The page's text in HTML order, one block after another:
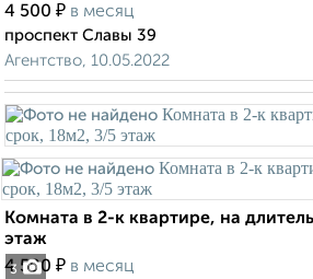
4 500 ₽ в месяц
проспект Славы 39
Агентство, 10.05.2022
3
Комната в 2-к квартире, на
этаж
4 500 ₽ в месяц